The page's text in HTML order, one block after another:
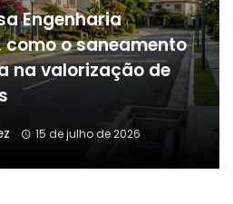
Engenharia
como o saneamento
na valorização de
15 de julho de 2026